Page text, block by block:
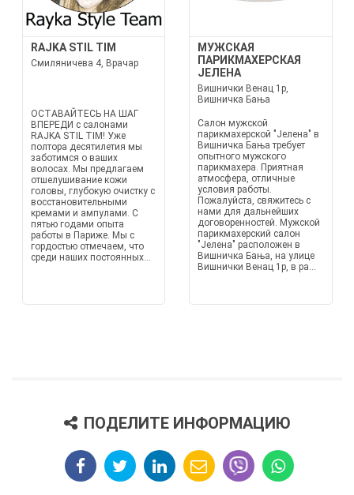
RAJKA STIL TIM
Смиляничева 4, Врачар
ОСТАВАЙТЕСЬ НА ШАГ
ВПЕРЕДИ с салонами
RAJKA STIL TIM! Уже
полтора десятилетия мы
заботимся о ваших
волосах. Мы предлагаем
отшелушивание кожи
головы, глубокую очистку с
восстановительными
кремами и ампулами. С
пятью годами опыта
работы в Париже. Мы с
гордостью отмечаем, что
среди наших постоянных...
МУЖСКАЯ
ПАРИКМАХЕРСКАЯ
ЈЕЛЕНА
Вишнички Венац 1р,
Вишничка Бања
Салон мужской
парикмахерской "Јелена" в
Вишничка Бања требует
опытного мужского
парикмахера. Приятная
атмосфера, отличные
условия работы.
Пожалуйста, свяжитесь с
нами для дальнейших
договоренностей. Мужской
парикмахерский салон
"Јелена" расположен в
Вишничка Бања, на улице
Вишнички Венац 1p, в ра...
ПОДЕЛИТЕ ИНФОРМАЦИЮ